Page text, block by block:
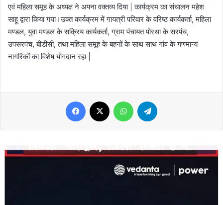
एवं महिला समूह के अध्यक्ष ने अपना वक्तव्य दिया | कार्यक्रम का संचालन महेश
साहू द्वारा किया गया।उक्त कार्यक्रम में गायत्री परिवार के वरिष्ठ कार्यकर्ता, महिला
मण्डल, युवा मण्डल के सक्रिय कार्यकर्ता, ग्राम पंचायत पोरथा के सरपंच,
उपसरपंच, बीडीसी, तथा महिला समूह के बहनों के साथ साथ गांव के गणमान्य
नागरिकों का विशेष योगदान रहा |
Facebook WhatsApp